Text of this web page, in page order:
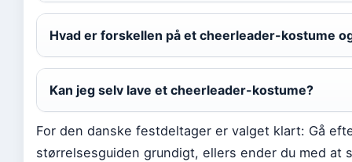
Hvad er forskellen på et cheerleader-kostume
Kan jeg selv lave et cheerleader-kostume?
For den danske festdeltager er valget klart: Gå
størrelsesguiden grundigt, ellers ender du med at